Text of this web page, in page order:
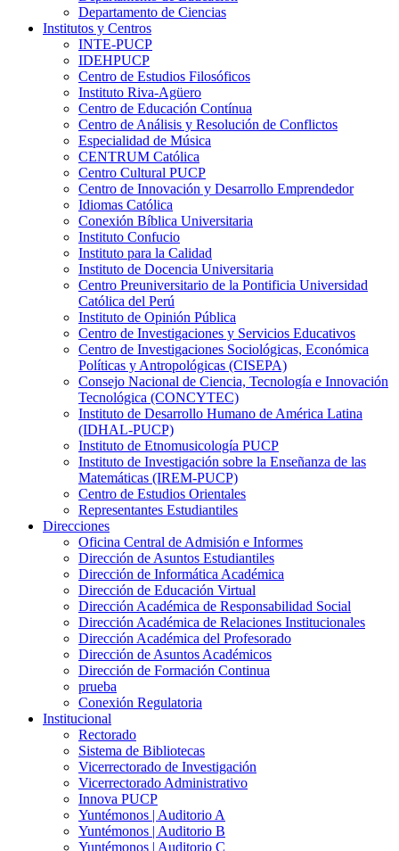
Departamento de Ciencias
Institutos y Centros
INTE-PUCP
IDEHPUCP
Centro de Estudios Filosóficos
Instituto Riva-Agüero
Centro de Educación Contínua
Centro de Análisis y Resolución de Conflictos
Especialidad de Música
CENTRUM Católica
Centro Cultural PUCP
Centro de Innovación y Desarrollo Emprendedor
Idiomas Católica
Conexión Bíblica Universitaria
Instituto Confucio
Instituto para la Calidad
Instituto de Docencia Universitaria
Centro Preuniversitario de la Pontificia Universidad
Católica del Perú
Instituto de Opinión Pública
Centro de Investigaciones y Servicios Educativos
Centro de Investigaciones Sociológicas, Económica
Políticas y Antropológicas (CISEPA)
Consejo Nacional de Ciencia, Tecnología e Innovación
Tecnológica (CONCYTEC)
Instituto de Desarrollo Humano de América Latina
(IDHAL-PUCP)
Instituto de Etnomusicología PUCP
Instituto de Investigación sobre la Enseñanza de las
Matemáticas (IREM-PUCP)
Centro de Estudios Orientales
Representantes Estudiantiles
Direcciones
Oficina Central de Admisión e Informes
Dirección de Asuntos Estudiantiles
Dirección de Informática Académica
Dirección de Educación Virtual
Dirección Académica de Responsabilidad Social
Dirección Académica de Relaciones Institucionales
Dirección Académica del Profesorado
Dirección de Asuntos Académicos
Dirección de Formación Continua
prueba
Conexión Regulatoria
Institucional
Rectorado
Sistema de Bibliotecas
Vicerrectorado de Investigación
Vicerrectorado Administrativo
Innova PUCP
Yuntémonos | Auditorio A
Yuntémonos | Auditorio B
Yuntémonos | Auditorio C